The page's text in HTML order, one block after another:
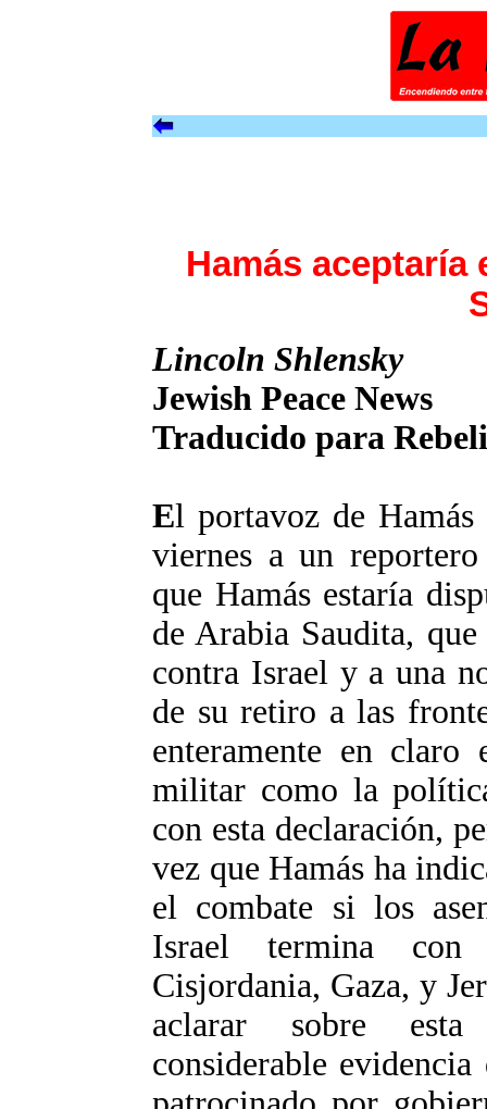
Hamás aceptaría
Lincoln Shlensky
Jewish Peace News
Traducido para
El portavoz de
viernes a un
que Hamás estaría
de Arabia Saudita,
contra Israel y a una
de su retiro a las
enteramente en
militar como la
con esta declaración,
vez que Hamás ha
el combate si los
Israel termina
Cisjordania, Gaza, y
aclarar sobre
considerable